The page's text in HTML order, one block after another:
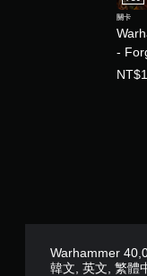
-
關卡
Warhammer
韓文, 英文, 繁體